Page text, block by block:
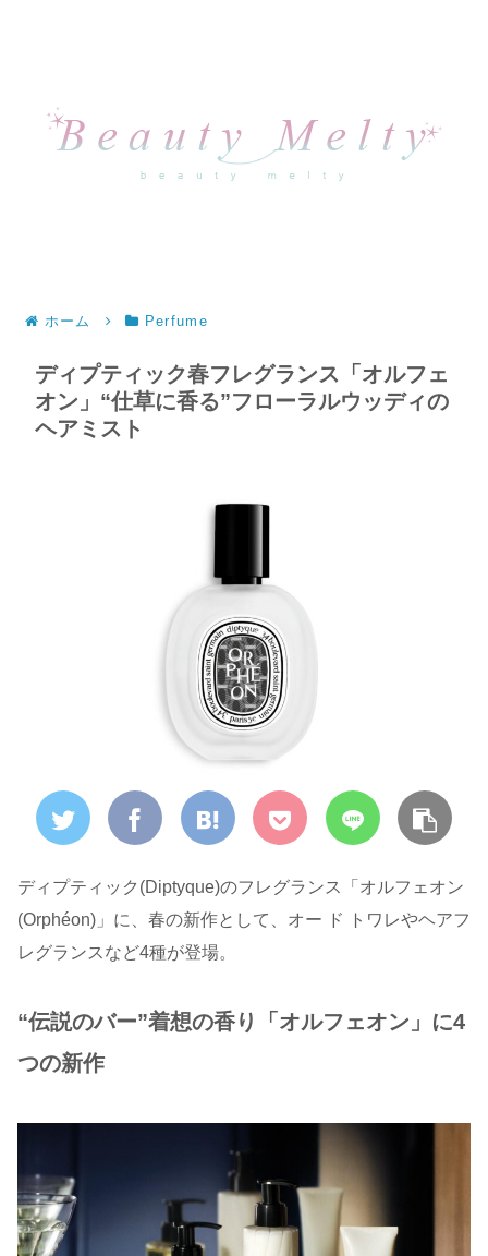
ホーム Perfume
ディプティック春フレグランス「オルフェ
オン」“仕草に香る”フローラルウッディの
ヘアミスト
ディプティック(Diptyque)のフレグランス「オルフェオン
(Orphéon)」に、春の新作として、オー ド トワレやヘアフ
レグランスなど4種が登場。
“伝説のバー”着想の香り「オルフェオン」に4
つの新作